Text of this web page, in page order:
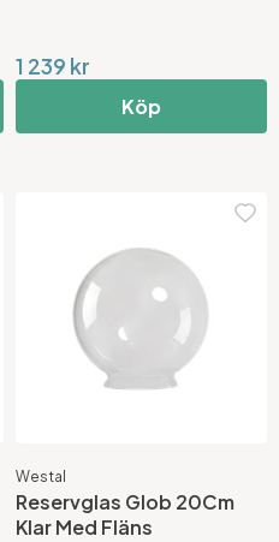
1 239 kr
Köp
Westal
Reservglas Glob 20Cm
Klar Med Fläns